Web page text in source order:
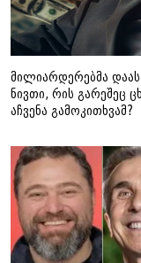
მილიარდერებმა
ნივთი, რის გარეშეც
აჩვენა გამოკითხვამ?